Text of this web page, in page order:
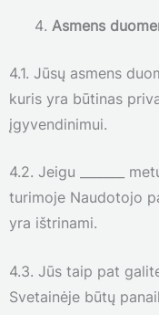
Asmens
4.1. Jūsų asmens
kuris yra būtinas
įgyvendinimui.
4.2. Jeigu _______
turimoje Naudotojo
yra ištrinami.
4.3. Jūs taip pat
Svetainėje būtų